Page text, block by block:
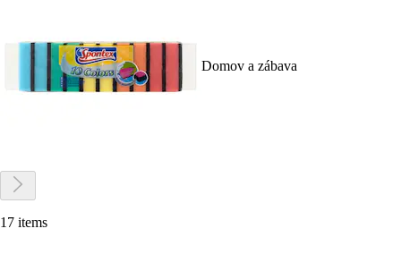
Domov a zábava
17 items